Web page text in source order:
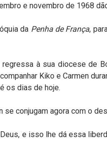
e novembro de 1968
da Penha de França,
regressa à sua diocese
Kiko e Carmen
os dias de hoje.
conjugam agora com o
e isso lhe dá essa